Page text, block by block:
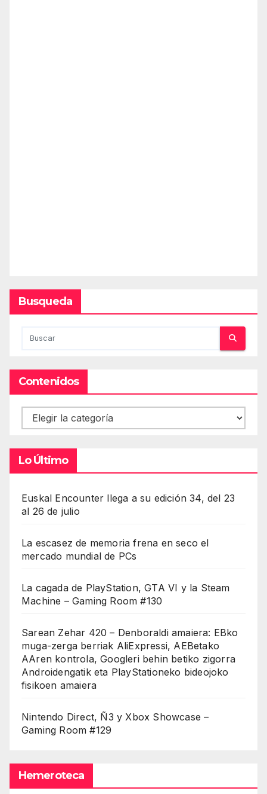
Busqueda
Contenidos
Contenidos
Lo Último
Euskal Encounter llega a su edición 34, del 23
al 26 de julio
La escasez de memoria frena en seco el
mercado mundial de PCs
La cagada de PlayStation, GTA VI y la Steam
Machine – Gaming Room #130
Sarean Zehar 420 – Denboraldi amaiera: EBko
muga-zerga berriak AliExpressi, AEBetako
AAren kontrola, Googleri behin betiko zigorra
Androidengatik eta PlayStationeko bideojoko
fisikoen amaiera
Nintendo Direct, Ñ3 y Xbox Showcase –
Gaming Room #129
Hemeroteca